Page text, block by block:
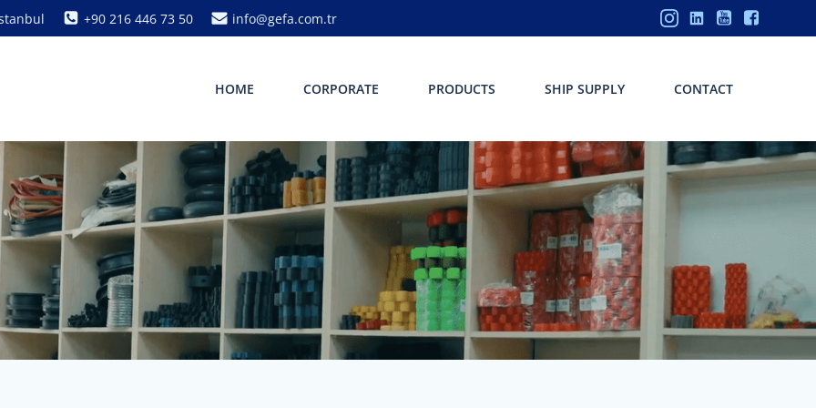
+90 216 446 73 50 info@gefa.com.tr
HOME CORPORATE PRODUCTS SHIP SUPPLY CONTACT